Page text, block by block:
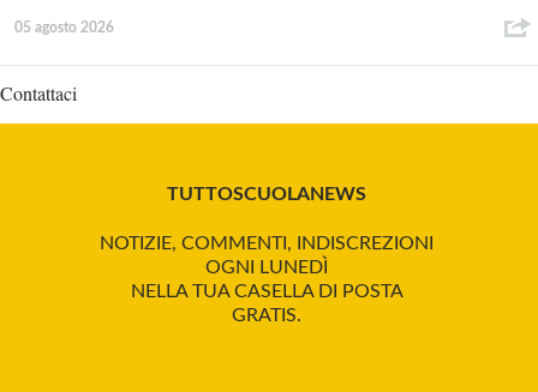
05 agosto 2026
Contattaci
TUTTOSCUOLANEWS
NOTIZIE, COMMENTI, INDISCREZIONI
OGNI LUNEDÌ
NELLA TUA CASELLA DI POSTA
GRATIS.